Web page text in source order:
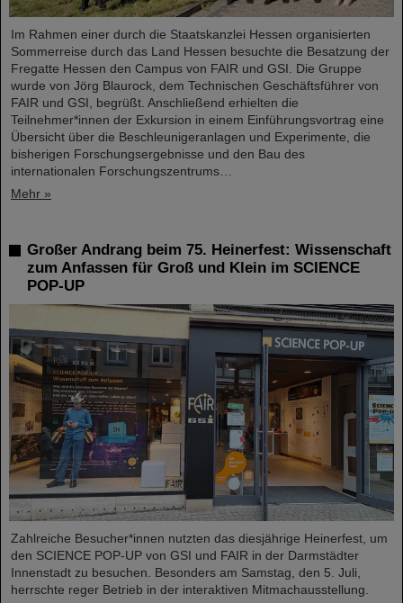
Im Rahmen einer durch die Staatskanzlei Hessen organisierten
Sommerreise durch das Land Hessen besuchte die Besatzung der
Fregatte Hessen den Campus von FAIR und GSI. Die Gruppe
wurde von Jörg Blaurock, dem Technischen Geschäftsführer von
FAIR und GSI, begrüßt. Anschließend erhielten die
Teilnehmer*innen der Exkursion in einem Einführungsvortrag eine
Übersicht über die Beschleunigeranlagen und Experimente, die
bisherigen Forschungsergebnisse und den Bau des
internationalen Forschungszentrums…
Mehr »
Großer Andrang beim 75. Heinerfest: Wissenschaft
zum Anfassen für Groß und Klein im SCIENCE
POP-UP
Zahlreiche Besucher*innen nutzten das diesjährige Heinerfest, um
den SCIENCE POP-UP von GSI und FAIR in der Darmstädter
Innenstadt zu besuchen. Besonders am Samstag, den 5. Juli,
herrschte reger Betrieb in der interaktiven Mitmachausstellung.